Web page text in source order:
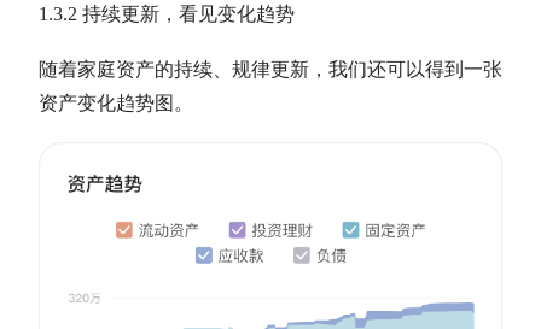
1.3.2 持续更新，看见变化趋势
随着家庭资产的持续、规律更新，我们还可以得到一张
资产变化趋势图。